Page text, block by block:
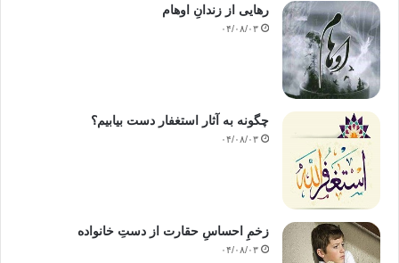
رهایی از زندانِ اوهام
۰۴/۰۸/۰۳
چگونه به آثار استغفار دست بیابیم؟
۰۴/۰۸/۰۳
زخمِ احساسِ حقارت از دستِ خانواده
۰۴/۰۸/۰۳